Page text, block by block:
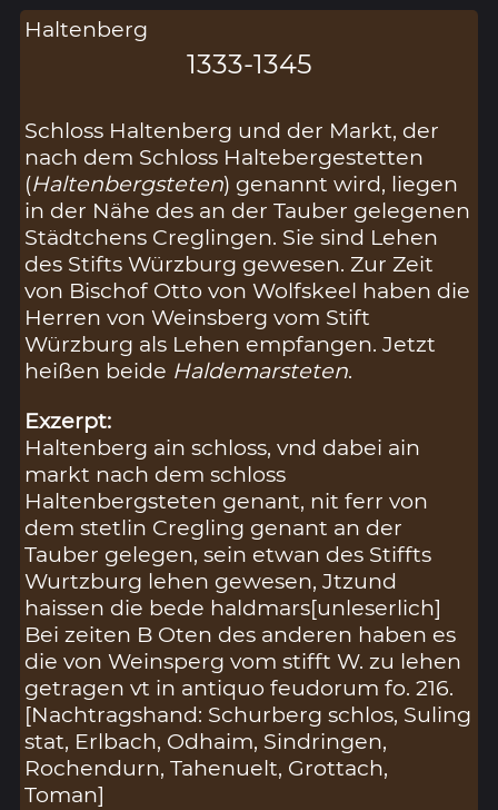
Haltenberg
1333-1345
Schloss Haltenberg und der Markt, der
nach dem Schloss Haltebergestetten
(Haltenbergsteten) genannt wird, liegen
in der Nähe des an der Tauber gelegenen
Städtchens Creglingen. Sie sind Lehen
des Stifts Würzburg gewesen. Zur Zeit
von Bischof Otto von Wolfskeel haben die
Herren von Weinsberg vom Stift
Würzburg als Lehen empfangen. Jetzt
heißen beide Haldemarsteten.
Exzerpt:
Haltenberg ain schloss, vnd dabei ain
markt nach dem schloss
Haltenbergsteten genant, nit ferr von
dem stetlin Cregling genant an der
Tauber gelegen, sein etwan des Stiffts
Wurtzburg lehen gewesen, Jtzund
haissen die bede haldmars[unleserlich]
Bei zeiten B Oten des anderen haben es
die von Weinsperg vom stifft W. zu lehen
getragen vt in antiquo feudorum fo. 216.
[Nachtragshand: Schurberg schlos, Suling
stat, Erlbach, Odhaim, Sindringen,
Rochendurn, Tahenuelt, Grottach,
Toman]